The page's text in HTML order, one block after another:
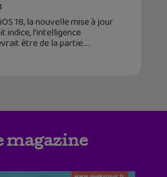
18, la nouvelle mise à jour
indice, l'intelligence
être de la partie.
magazine